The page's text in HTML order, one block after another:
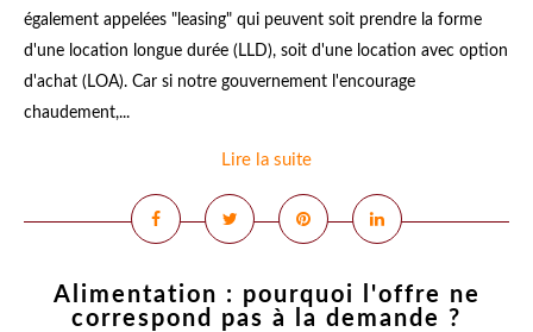
également appelées "leasing" qui peuvent soit prendre la forme
d'une location longue durée (LLD), soit d'une location avec option
d'achat (LOA). Car si notre gouvernement l'encourage
chaudement,...
Lire la suite
Alimentation : pourquoi l'offre ne
correspond pas à la demande ?